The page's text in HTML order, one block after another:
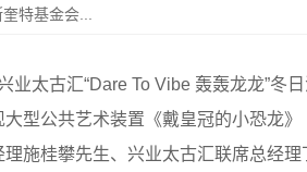
特基金会...
太古汇“Dare To Vibe 轰轰龙龙”冬日
型公共艺术装置《戴皇冠的小恐龙
施桂攀先生、兴业太古汇联席总经